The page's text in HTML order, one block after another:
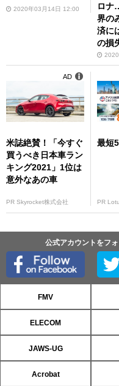
2020年03月14日 12:00
ロナ
界の
済に
の損
米誌絶賛！「今すぐ
買うべき日本車ラン
キング2021」1位は
意外なあの車
PR Skyrocket株式会社
AD
最短
PR
公式アカウントをフ
FMV
ELECOM
JAWS-UG
Acrobat